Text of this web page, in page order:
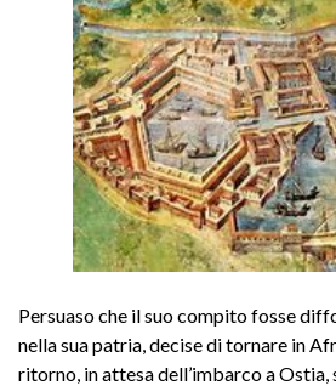
Persuaso che il suo compito fosse
nella sua patria, decise di tornare in
ritorno, in attesa dell’imbarco a Ostia,